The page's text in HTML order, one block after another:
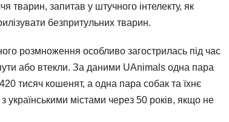
тварин, запитав у штучного інтелекту, як
безпритульних тварин.
розмноження особливо загострилась під час
або втекли. За даними UAnimals одна пара
тисяч кошенят, а одна пара собак та їхнє
містами через 50 років, якщо не